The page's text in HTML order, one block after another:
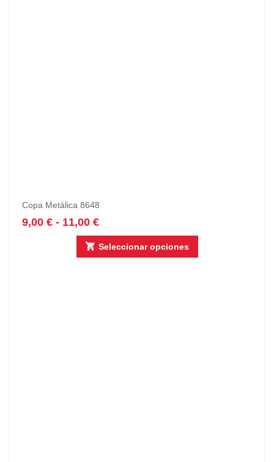
Copa Metálica 8648
9,00 € - 11,00 €
Seleccionar opciones